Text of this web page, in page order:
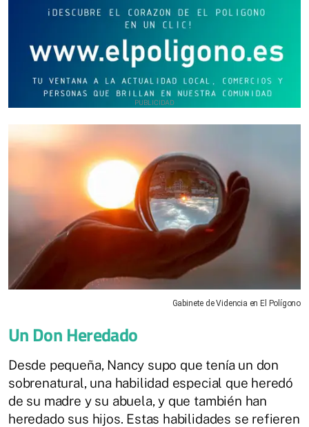
Gabinete de Videncia en El Polígono
Un Don Heredado
Desde pequeña, Nancy supo que tenía un don
sobrenatural, una habilidad especial que heredó
de su madre y su abuela, y que también han
heredado sus hijos. Estas habilidades se refieren